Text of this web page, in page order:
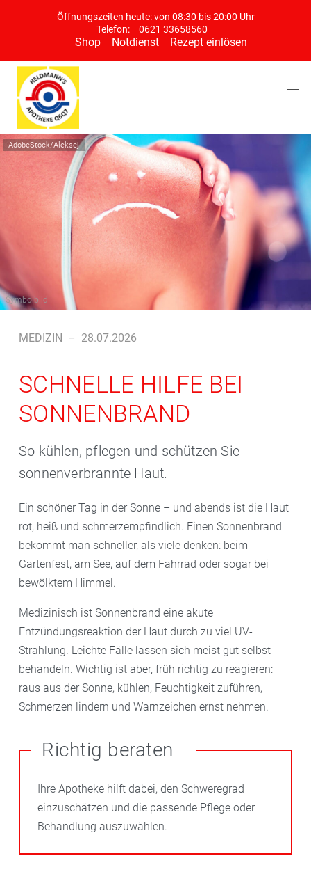
Öffnungszeiten heute: von 08:30 bis 20:00 Uhr
Telefon:
0621 33658560
Shop Notdienst Rezept einlösen
AdobeStock/Aleksej
Symbolbild
MEDIZIN – 28.07.2026
SCHNELLE HILFE BEI
SONNENBRAND
So kühlen, pflegen und schützen Sie
sonnenverbrannte Haut.
Ein schöner Tag in der Sonne – und abends ist die Haut
rot, heiß und schmerzempfindlich. Einen Sonnenbrand
bekommt man schneller, als viele denken: beim
Gartenfest, am See, auf dem Fahrrad oder sogar bei
bewölktem Himmel.
Medizinisch ist Sonnenbrand eine akute
Entzündungsreaktion der Haut durch zu viel UV-
Strahlung. Leichte Fälle lassen sich meist gut selbst
behandeln. Wichtig ist aber, früh richtig zu reagieren:
raus aus der Sonne, kühlen, Feuchtigkeit zuführen,
Schmerzen lindern und Warnzeichen ernst nehmen.
Richtig beraten
Ihre Apotheke hilft dabei, den Schweregrad
einzuschätzen und die passende Pflege oder
Behandlung auszuwählen.